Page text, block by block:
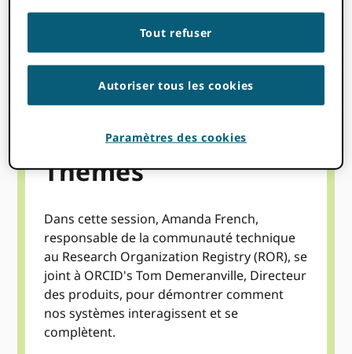
Thèmes
Dans cette session, Amanda French,
responsable de la communauté technique
au Research Organization Registry (ROR), se
joint à ORCID's Tom Demeranville, Directeur
des produits, pour démontrer comment
nos systèmes interagissent et se
complètent.
Tout refuser
Autoriser tous les cookies
Paramètres des cookies